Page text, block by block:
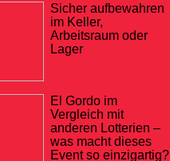
Sicher aufbewahren
im Keller,
Arbeitsraum oder
Lager
El Gordo im
Vergleich mit
anderen Lotterien –
was macht dieses
Event so einzigartig?